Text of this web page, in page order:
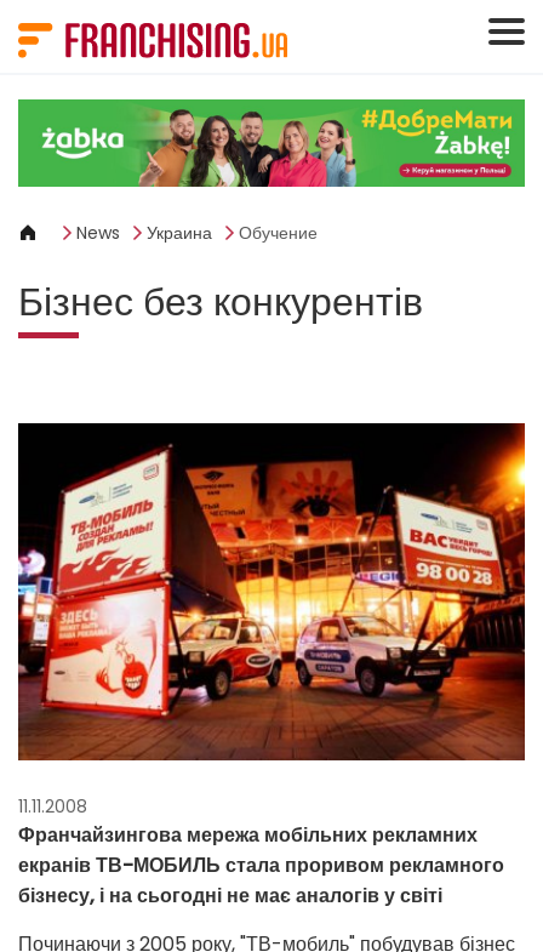
News Украина Обучение
Бізнес без конкурентів
11.11.2008
Франчайзингова мережа мобільних рекламних
екранів ТВ-МОБИЛЬ стала проривом рекламного
бізнесу, і на сьогодні не має аналогів у світі
Починаючи з 2005 року, "ТВ-мобиль" побудував бізнес